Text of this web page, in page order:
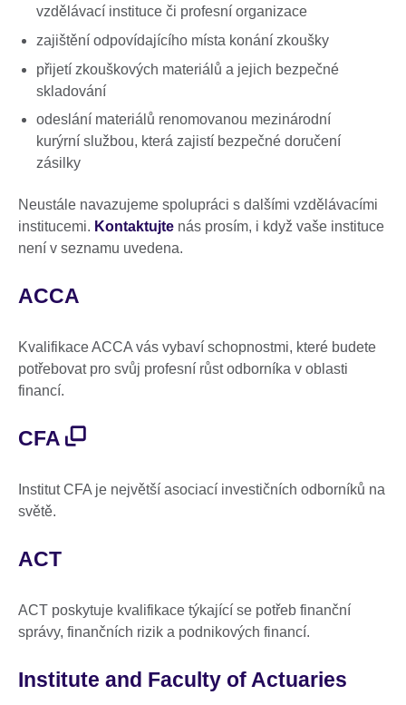
vzdělávací instituce či profesní organizace
zajištění odpovídajícího místa konání zkoušky
přijetí zkouškových materiálů a jejich bezpečné
skladování
odeslání materiálů renomovanou mezinárodní
kurýrní službou, která zajistí bezpečné doručení
zásilky
Neustále navazujeme spolupráci s dalšími vzdělávacími
institucemi. Kontaktujte nás prosím, i když vaše instituce
není v seznamu uvedena.
ACCA
Kvalifikace ACCA vás vybaví schopnostmi, které budete
potřebovat pro svůj profesní růst odborníka v oblasti
financí.
CFA
Institut CFA je největší asociací investičních odborníků na
světě.
ACT
ACT poskytuje kvalifikace týkající se potřeb finanční
správy, finančních rizik a podnikových financí.
Institute and Faculty of Actuaries